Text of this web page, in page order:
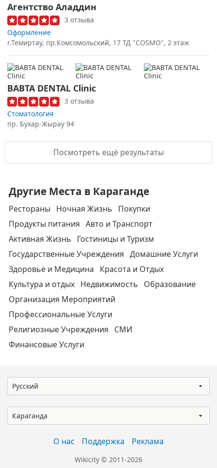
Агентство Аладдин
3 отзыва
Оформление
г.Темиртау, пр.Комсомольский, 17 ТД "COSMO", 2 этаж
BABTA DENTAL Clinic
3 отзыва
Стоматология
пр. Бухар-Жырау 94
Посмотреть ещё результаты
Другие Места в Караганде
Рестораны Ночная Жизнь
Покупки
Продукты питания Авто и Транспорт
Активная Жизнь
Гостиницы и Туризм
Государственные Учреждения Домашние Услуги
Здоровье и Медицина
Красота и Отдых
Культура и отдых Недвижимость
Образование
Организация Мероприятий
Профессиональные Услуги
Религиозные Учреждения
СМИ
Финансовые Услуги
Русский
Караганда
О нас Поддержка Реклама
Wikicity © 2011-2026